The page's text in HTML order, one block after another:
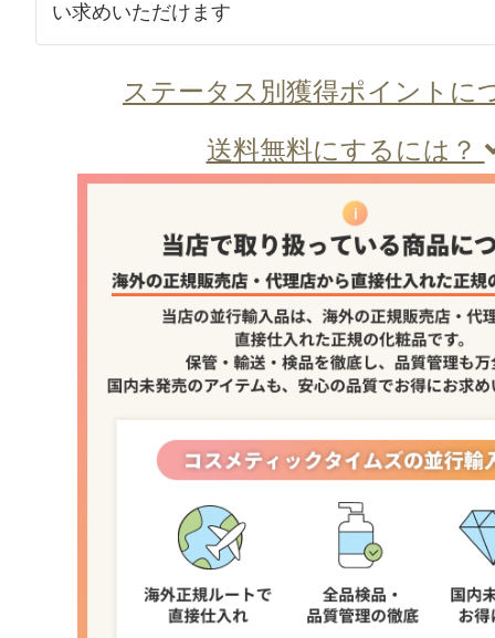
い求めいただけます
ステータス別獲得ポイントに
送料無料にするには？